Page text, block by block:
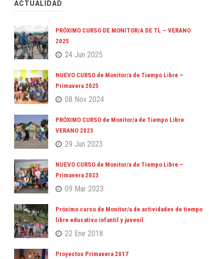
ACTUALIDAD
PRÓXIMO CURSO DE MONITOR/A DE TL – VERANO
2025
24 Jun 2025
NUEVO CURSO de Monitor/a de Tiempo Libre –
Primavera 2025
08 Nov 2024
PRÓXIMO CURSO de Monitor/a de Tiempo Libre
VERANO 2023
29 Jun 2023
NUEVO CURSO de Monitor/a de Tiempo Libre –
Primavera 2023
09 Mar 2023
Próximo curso de Monitor/a de actividades de tiempo
libre educativo infantil y juvenil
22 Ene 2018
Proyectos Primavera 2017